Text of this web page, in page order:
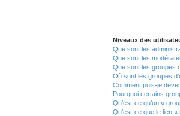
Niveaux des
Que sont les
Que sont les
Que sont les groupes
Où sont les groupes
Comment puis-je
Pourquoi certains
Qu’est-ce qu’un «
Qu’est-ce que le lien «